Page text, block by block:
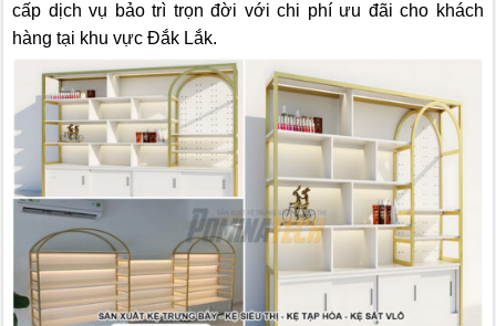
cấp dịch vụ bảo trì trọn đời với chi phí ưu đãi cho khách
hàng tại khu vực Đắk Lắk.